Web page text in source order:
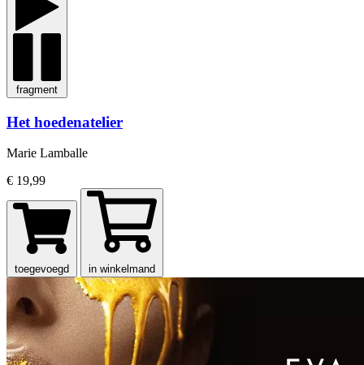
fragment
Het hoedenatelier
Marie Lamballe
€ 19,99
toegevoegd in winkelmand